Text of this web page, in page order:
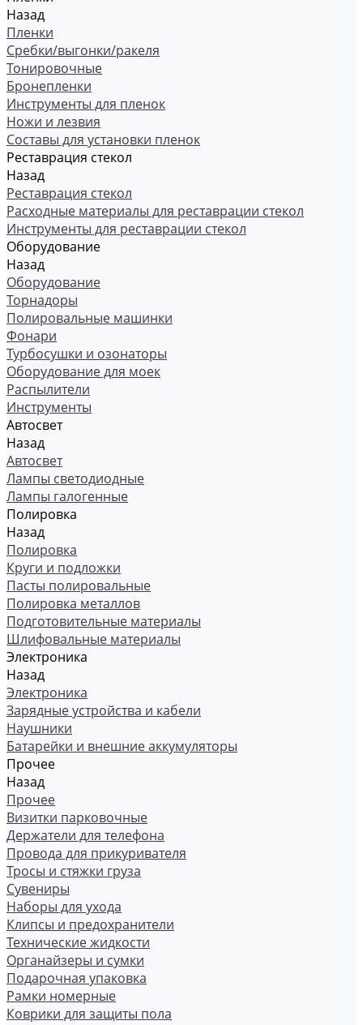
Назад
Пленки
Сребки/выгонки/ракеля
Тонировочные
Бронепленки
Инструменты для пленок
Ножи и лезвия
Составы для установки пленок
Реставрация стекол
Назад
Реставрация стекол
Расходные материалы для реставрации стекол
Инструменты для реставрации стекол
Оборудование
Назад
Оборудование
Торнадоры
Полировальные машинки
Фонари
Турбосушки и озонаторы
Оборудование для моек
Распылители
Инструменты
Автосвет
Назад
Автосвет
Лампы светодиодные
Лампы галогенные
Полировка
Назад
Полировка
Круги и подложки
Пасты полировальные
Полировка металлов
Подготовительные материалы
Шлифовальные материалы
Электроника
Назад
Электроника
Зарядные устройства и кабели
Наушники
Батарейки и внешние аккумуляторы
Прочее
Назад
Прочее
Визитки парковочные
Держатели для телефона
Провода для прикуривателя
Тросы и стяжки груза
Сувениры
Наборы для ухода
Клипсы и предохранители
Технические жидкости
Органайзеры и сумки
Подарочная упаковка
Рамки номерные
Коврики для защиты пола